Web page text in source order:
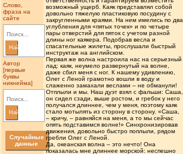
Слово,
фраза на
сайте
Найти
Автор
[первые
буквы
никнейма]
Найти
Случайные
данные
возможный ущерб. Каяк представлял собой
довольно тяжелую пластиковую посудину с
закругленными краями. На нем имелись по два
углубления для «пятых точек» и по четыре
пары отверстий для пяток с учетом разной
длины ног каякера. Подобрав весла и
спасательные жилеты, прослушали быстрый
инструктаж на английском.
Первая же волна настроила нас на серьезный
лад: каяк, неумело развернутый на волне,
даже сбил меня с ног. К нашему удивлению,
Олег с Леной грамотно вошли в воду и
слаженно замахали веслами – не обманули!
Отплыли и мы. Наш дуэт взял с фальши: Саша,
он сидел сзади, выше ростом, и гребок у него
получался длиннее, чем у меня, поэтому каяк
стало мотылять из сторону в сторону. «Саша,
– кричу, – равняйся на меня, а то мы сейчас
опять подставимся волне!» Синхронизировав
движения, довольно быстро поплыли, рядом
гребли Олег с Леной.
Да, океанская волна – это нечто! Она
показалась мне длиннее морской: неспешно